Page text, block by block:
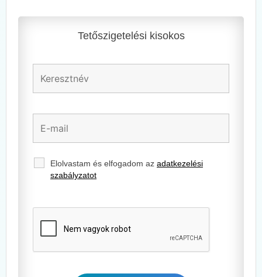
Tetőszigetelési kisokos
Elolvastam és elfogadom az adatkezelési
szabályzatot